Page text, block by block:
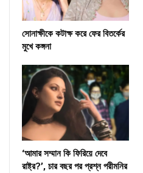
সোনাক্ষীকে কটাক্ষ করে ফের বিতর্কের
মুখে কঙ্গনা
‘আমার সম্মান কি ফিরিয়ে দেবে
রাষ্ট্র?’, চার বছর পর প্রশ্ন পরীমনির